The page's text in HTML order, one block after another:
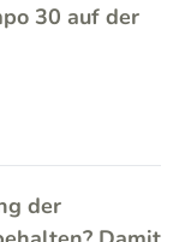
30 auf der
der